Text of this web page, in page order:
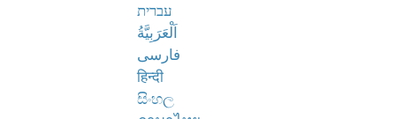
עברית
اَلْعَرَبِيَّةُ
فارسی
हिन्दी
සිංහල